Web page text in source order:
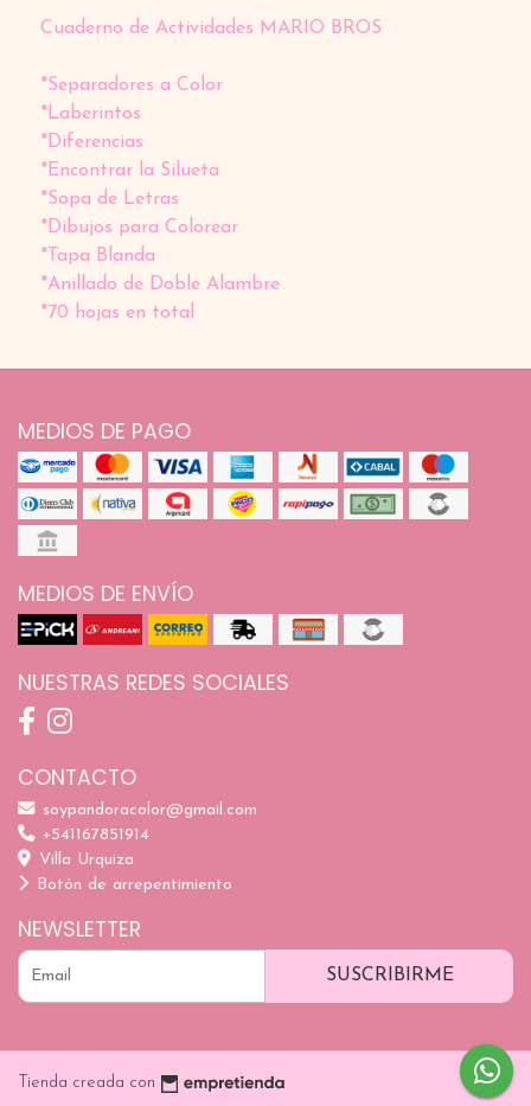
Cuaderno de Actividades MARIO BROS
*Separadores a Color
*Laberintos
*Diferencias
*Encontrar la Silueta
*Sopa de Letras
*Dibujos para Colorear
*Tapa Blanda
*Anillado de Doble Alambre
*70 hojas en total
MEDIOS DE PAGO
MEDIOS DE ENVÍO
NUESTRAS REDES SOCIALES
CONTACTO
soypandoracolor@gmail.com
+541167851914
Villa Urquiza
Botón de arrepentimiento
NEWSLETTER
SUSCRIBIRME
Tienda creada con